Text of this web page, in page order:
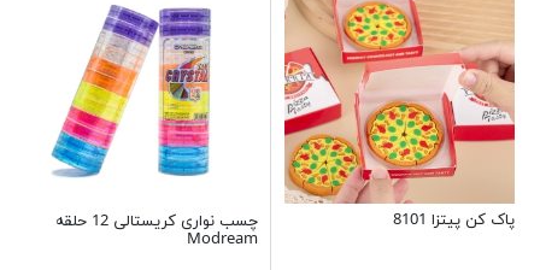
پاک کن پیتزا 8101
چسب نواری کریستالی 12 حلقه
Modream